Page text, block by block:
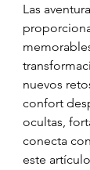
Las
nuevos
confort
ocultas,
conecta
este